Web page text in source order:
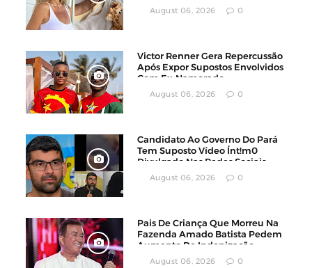
Luta Contra O Câncer
August 06, 2026 0
Victor Renner Gera Repercussão
Após Expor Supostos Envolvidos
Com Ex-Namorado
August 06, 2026 0
Candidato Ao Governo Do Pará
Tem Suposto Vídeo Ínt!m0
Divulgado Nas Redes Sociais
August 06, 2026 0
Pais De Criança Que Morreu Na
Fazenda Amado Batista Pedem
Aumento De Indenização
August 06, 2026 0